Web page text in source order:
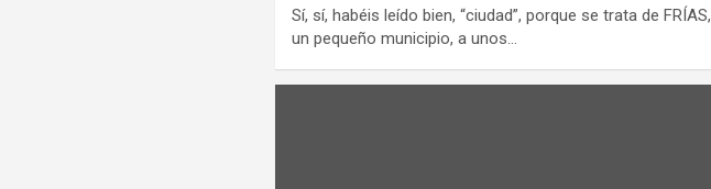
Sí, sí, habéis leído bien, “ciudad”, porque se trata de FRÍAS,
un pequeño municipio, a unos…